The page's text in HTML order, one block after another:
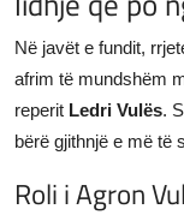
Në javët e fundit,
afrim të mundshëm
reperit Ledri Vulës.
bërë gjithnjë e më të
Roli i Agron